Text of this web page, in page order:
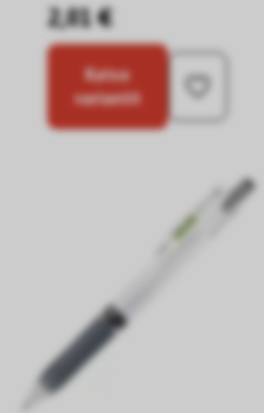
2,01 €
Katso
variantit